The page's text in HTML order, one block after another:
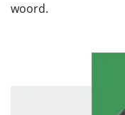
woord.